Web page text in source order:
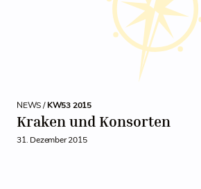
NEWS /KW53 2015
Kraken und Konsorten
31. Dezember 2015